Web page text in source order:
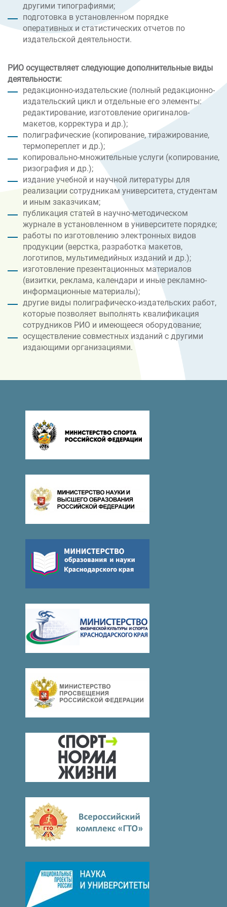
другими типографиями;
подготовка в установленном порядке
оперативных и статистических отчетов по
издательской деятельности.
РИО осуществляет следующие дополнительные виды
деятельности:
редакционно-издательские (полный редакционно-
издательский цикл и отдельные его элементы:
редактирование, изготовление оригиналов-
макетов, корректура и др.);
полиграфические (копирование, тиражирование,
термопереплет и др.);
копировально-множительные услуги (копирование,
ризография и др.);
издание учебной и научной литературы для
реализации сотрудникам университета, студентам
и иным заказчикам;
публикация статей в научно-методическом
журнале в установленном в университете порядке;
работы по изготовлению электронных видов
продукции (верстка, разработка макетов,
логотипов, мультимедийных изданий и др.);
изготовление презентационных материалов
(визитки, реклама, календари и иные рекламно-
информационные материалы);
другие виды полиграфическо-издательских работ,
которые позволяет выполнять квалификация
сотрудников РИО и имеющееся оборудование;
осуществление совместных изданий с другими
издающими организациями.